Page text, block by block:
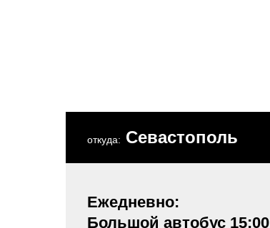
откуда: Севастополь
Ежедневно:
Большой автобус 15:00